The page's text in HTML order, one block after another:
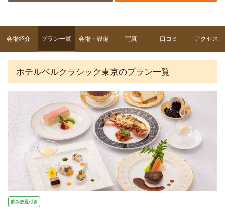
会場紹介 プラン一覧 会場・設備 写真 口コミ アクセス
ホテルベルクラシック東京のプラン一覧
飲み放題付き